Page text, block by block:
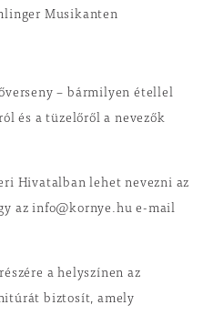
Musikanten
– bármilyen étellel
és a tüzelőről a nevezők
Hivatalban lehet nevezni az
az info@kornye.hu e-mail
a helyszínen az
biztosít, amely